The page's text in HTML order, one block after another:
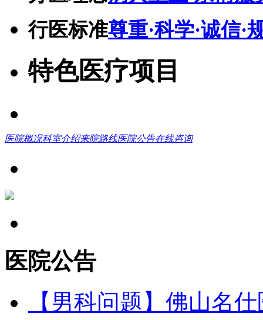
行医标准尊重·科学·诚信·
特色医疗项目
医院概况科室介绍来院路线医院公告在线咨询
医院公告
【男科问题】佛山名